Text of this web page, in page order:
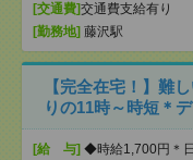
[交通費]交通費支給有り
[勤務地] 藤沢駅
【完全在宅！】難
りの11時～時短＊
[給 与] ◆時給1,700円＊